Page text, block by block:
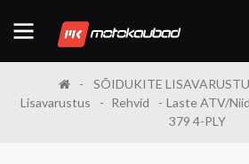
SÕIDUKITE
Lisavarustus
Rehvid
Laste ATV/
379 4-PLY